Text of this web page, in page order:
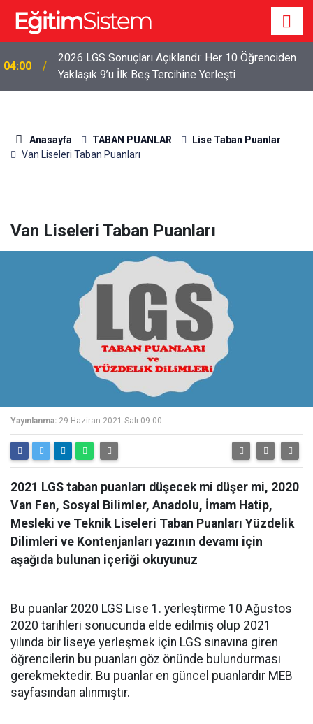
04:00
2026 LGS Sonuçları Açıklandı: Her 10 Öğrenciden
Yaklaşık 9’u İlk Beş Tercihine Yerleşti
Anasayfa TABAN PUANLAR
Lise Taban Puanlar
Van Liseleri Taban Puanları
Van Liseleri Taban Puanları
Yayınlanma: 29 Haziran 2021 Salı 09:00
2021 LGS taban puanları düşecek mi düşer mi, 2020
Van Fen, Sosyal Bilimler, Anadolu, İmam Hatip,
Mesleki ve Teknik Liseleri Taban Puanları Yüzdelik
Dilimleri ve Kontenjanları yazının devamı için
aşağıda bulunan içeriği okuyunuz
Bu puanlar 2020 LGS Lise 1. yerleştirme 10 Ağustos
2020 tarihleri sonucunda elde edilmiş olup 2021
yılında bir liseye yerleşmek için LGS sınavına giren
öğrencilerin bu puanları göz önünde bulundurması
gerekmektedir. Bu puanlar en güncel puanlardır MEB
sayfasından alınmıştır.